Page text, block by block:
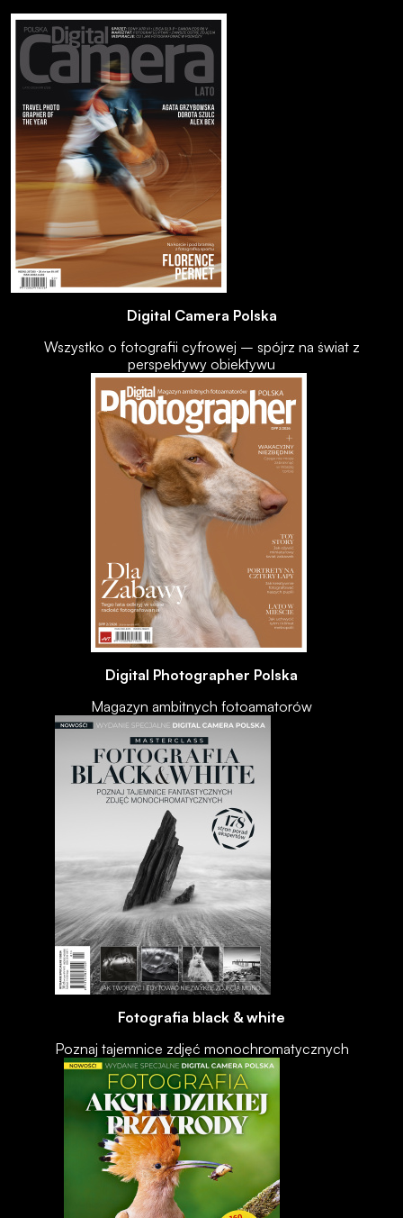
Digital Camera Polska
Wszystko o fotografii cyfrowej – spójrz na świat z
perspektywy obiektywu
Digital Photographer Polska
Magazyn ambitnych fotoamatorów
Fotografia black & white
Poznaj tajemnice zdjęć monochromatycznych